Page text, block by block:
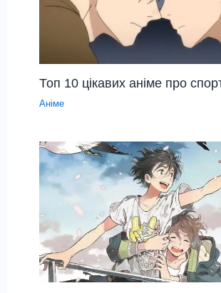
Топ 10 цікавих аніме про
Аніме